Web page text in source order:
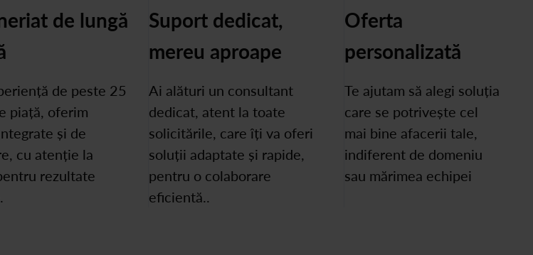
de lungă
de peste 25
piață, oferim
și de
cu atenție la
rezultate
Suport dedicat,
mereu aproape
Ai alături un consultant
dedicat, atent la toate
solicitările, care îți va oferi
soluții adaptate și rapide,
pentru o colaborare
eficientă..
Oferta
personalizată
Te ajutam să alegi soluția
care se potrivește cel
mai bine afacerii tale,
indiferent de domeniu
sau mărimea echipei